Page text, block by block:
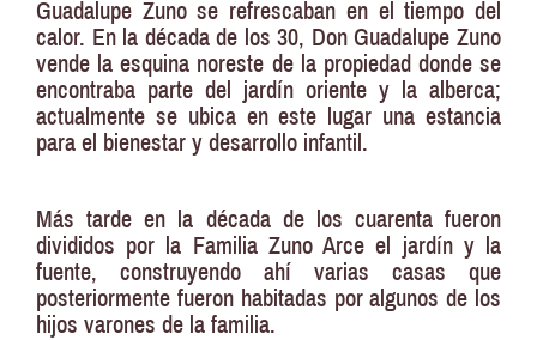
Guadalupe Zuno se refrescaban en el tiempo del
calor. En la década de los 30, Don Guadalupe Zuno
vende la esquina noreste de la propiedad donde se
encontraba parte del jardín oriente y la alberca;
actualmente se ubica en este lugar una estancia
para el bienestar y desarrollo infantil.
Más tarde en la década de los cuarenta fueron
divididos por la Familia Zuno Arce el jardín y la
fuente, construyendo ahí varias casas que
posteriormente fueron habitadas por algunos de los
hijos varones de la familia.